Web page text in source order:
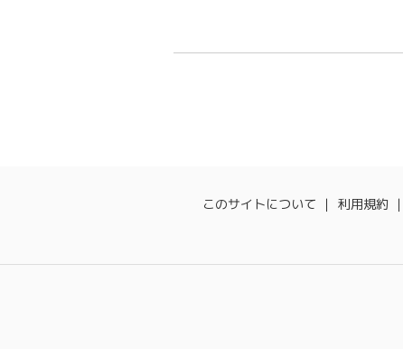
このサイトについて 利用規約